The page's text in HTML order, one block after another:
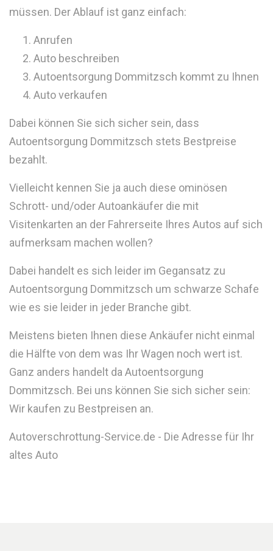
müssen. Der Ablauf ist ganz einfach:
Anrufen
Auto beschreiben
Autoentsorgung Dommitzsch kommt zu Ihnen
Auto verkaufen
Dabei können Sie sich sicher sein, dass
Autoentsorgung Dommitzsch stets Bestpreise
bezahlt.
Vielleicht kennen Sie ja auch diese ominösen
Schrott- und/oder Autoankäufer die mit
Visitenkarten an der Fahrerseite Ihres Autos auf sich
aufmerksam machen wollen?
Dabei handelt es sich leider im Gegansatz zu
Autoentsorgung Dommitzsch um schwarze Schafe
wie es sie leider in jeder Branche gibt.
Meistens bieten Ihnen diese Ankäufer nicht einmal
die Hälfte von dem was Ihr Wagen noch wert ist.
Ganz anders handelt da Autoentsorgung
Dommitzsch. Bei uns können Sie sich sicher sein:
Wir kaufen zu Bestpreisen an.
Autoverschrottung-Service.de - Die Adresse für Ihr
altes Auto